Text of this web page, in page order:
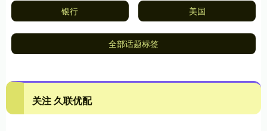
银行 美国
全部话题标签
关注 久联优配